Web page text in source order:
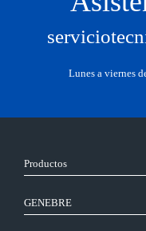
Lunes a viernes
Productos
GENEBRE